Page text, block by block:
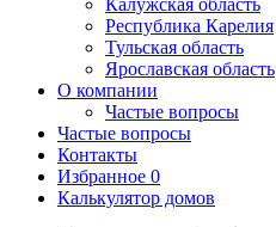
Калужская область
Республика Карелия
Тульская область
Ярославская область
О компании
Частые вопросы
Частые вопросы
Контакты
Избранное 0
Калькулятор домов